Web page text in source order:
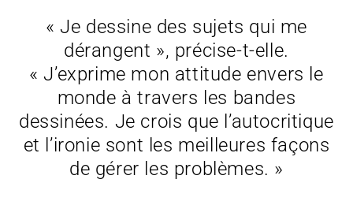
« Je dessine des sujets qui me
dérangent », précise-t-elle.
« J’exprime mon attitude envers le
monde à travers les bandes
dessinées. Je crois que l’autocritique
et l’ironie sont les meilleures façons
de gérer les problèmes. »